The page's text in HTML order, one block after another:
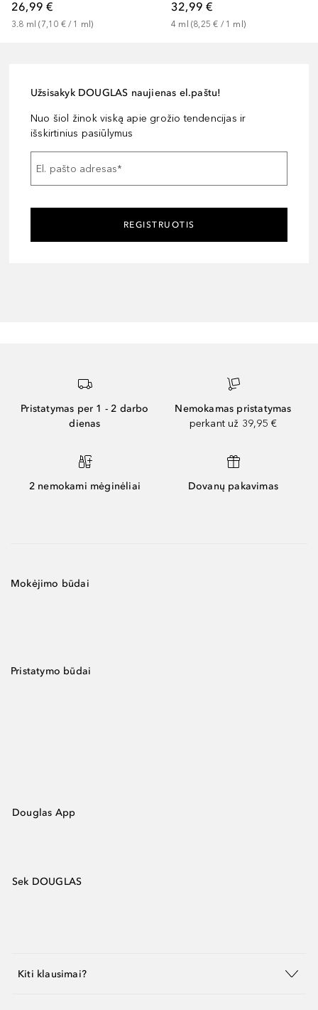
26,99 €
3.8 ml (7,10 € / 1 ml)
32,99 €
4 ml (8,25 € / 1 ml )
Užsisakyk DOUGLAS naujienas el.paštu!
Nuo šiol žinok viską apie grožio tendencijas ir
išskirtinius pasiūlymus
El. pašto adresas*
REGISTRUOTIS
Pristatymas per 1 - 2 darbo
dienas
Nemokamas pristatymas
perkant už 39,95 €
2 nemokami mėginėliai Dovanų pakavimas
Mokėjimo būdai
Pristatymo būdai
Douglas App
Sek DOUGLAS
Kiti klausimai?